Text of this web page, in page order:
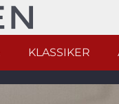
KLASSIKER